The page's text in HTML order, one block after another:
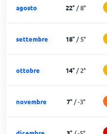
agosto 22° /8°
settembre 18° /5°
ottobre 14° /2°
novembre 7°/-3°